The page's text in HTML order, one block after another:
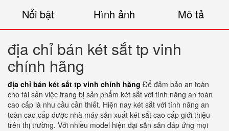
Nổi bật Hình ảnh Mô tả
địa chỉ bán két sắt tp vinh
chính hãng
địa chỉ bán két sắt tp vinh chính hãng Để đảm bảo an toàn
cho tài sản việc trang bị sản phẩm két sắt với tính năng an toàn
cao cấp là nhu cầu cần thiết. Hiện nay két sắt với tính năng an
toàn cao cấp được nhà máy sản xuất két sắt cao cấp giới thiệu
trên thị trường. Với nhiều model hiện đại sẵn sản đáp ứng mọi